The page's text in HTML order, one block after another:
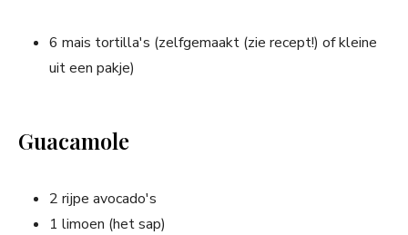
6 mais tortilla's (zelfgemaakt (zie recept!) of kleine
uit een pakje)
Guacamole
2 rijpe avocado's
1 limoen (het sap)